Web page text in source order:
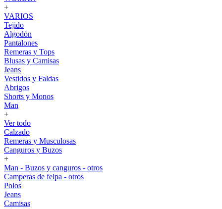
+
VARIOS
Tejido
Algodón
Pantalones
Remeras y Tops
Blusas y Camisas
Jeans
Vestidos y Faldas
Abrigos
Shorts y Monos
Man
+
Ver todo
Calzado
Remeras y Musculosas
Canguros y Buzos
+
Man - Buzos y canguros - otros
Camperas de felpa - otros
Polos
Jeans
Camisas